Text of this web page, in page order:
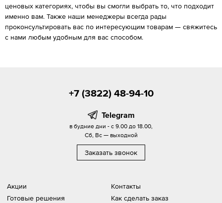
ценовых категориях, чтобы вы смогли выбрать то, что подходит
именно вам. Также наши менеджеры всегда рады
проконсультировать вас по интересующим товарам — свяжитесь
с нами любым удобным для вас способом.
Акции
Готовые решения
Контакты
Как сделать заказ
+7 (3822) 48-94-10
Telegram
в будние дни - с 9.00 до 18.00,
Сб, Вс — выходной
Заказать звонок